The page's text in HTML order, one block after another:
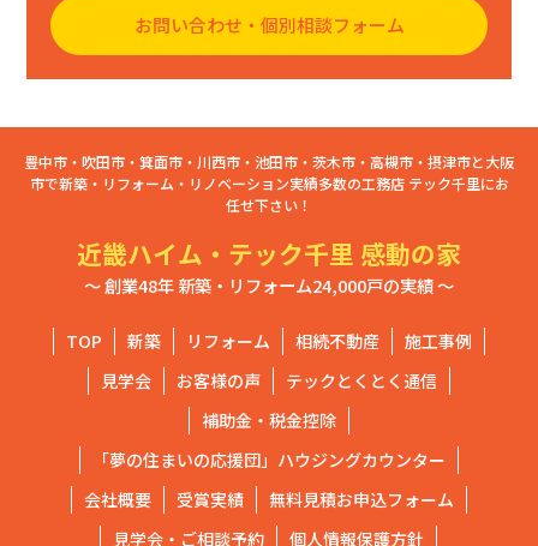
お問い合わせ・個別相談フォーム
豊中市・吹田市・箕面市・川西市・池田市・茨木市・高槻市・摂津市と大阪
市で新築・リフォーム・リノベーション実績多数の工務店 テック千里にお
任せ下さい！
近畿ハイム・テック千里 感動の家
～ 創業48年 新築・リフォーム24,000戸の実績 ～
TOP 新築 リフォーム 相続不動産
施工事例
見学会
お客様の声
テックとくとく通信
補助金・税金控除
「夢の住まいの応援団」ハウジングカウンター
会社概要
受賞実績
無料見積お申込フォーム
見学会・ご相談予約
個人情報保護方針